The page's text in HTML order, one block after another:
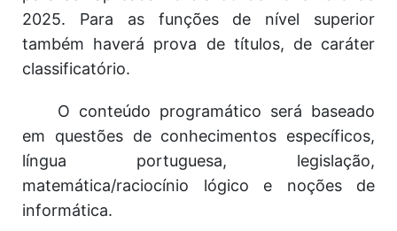
2025. Para as funções de nível superior
também haverá prova de títulos, de caráter
classificatório.
O conteúdo programático será baseado
em questões de conhecimentos específicos,
língua portuguesa, legislação,
matemática/raciocínio lógico e noções de
informática.